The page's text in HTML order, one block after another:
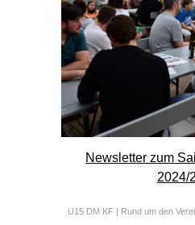
Newsletter zum
2024/
U15 DM KF | Rund um den